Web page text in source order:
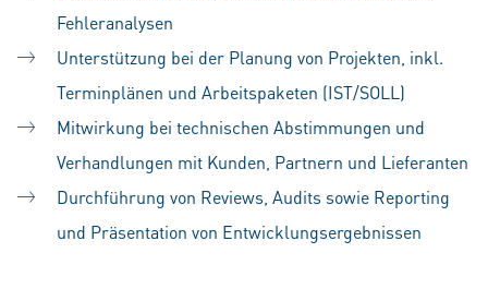
Fehleranalysen
Unterstützung bei der Planung von Projekten, inkl.
Terminplänen und Arbeitspaketen (IST/SOLL)
Mitwirkung bei technischen Abstimmungen und
Verhandlungen mit Kunden, Partnern und Lieferanten
Durchführung von Reviews, Audits sowie Reporting
und Präsentation von Entwicklungsergebnissen